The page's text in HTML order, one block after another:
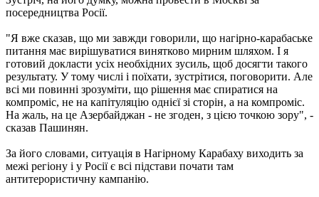
посередництва Росії.
"Я вже сказав, що ми завжди говорили, що нагірно-карабаське
питання має вирішуватися винятково мирним шляхом. І я
готовий докласти усіх необхідних зусиль, щоб досягти такого
результату. У тому числі і поїхати, зустрітися, поговорити. Але
всі ми повинні зрозуміти, що рішення має спиратися на
компроміс, не на капітуляцію однієї зі сторін, а на компроміс.
На жаль, на це Азербайджан - не згоден, з цією точкою зору", -
сказав Пашинян.
За його словами, ситуація в Нагірному Карабаху виходить за
межі регіону і у Росії є всі підстави почати там
антитерористичну кампанію.